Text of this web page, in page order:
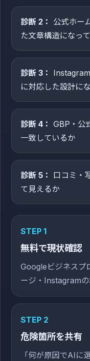
診断 2：
公式ホー
た文章構造になっ
診断 3：
に対応した設計に
診断 4： GBP・公
一致しているか
診断 5：
口コミ・
て見えるか
STEP 1
無料で現状確認
Googleビジネスプ
ージ・Instagramの
STEP 2
危険箇所を共有
「何が原因でAIに